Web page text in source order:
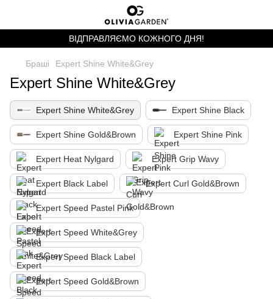
ВІДПРАВЛЯЄМО КОЖНОГО ДНЯ!
Браші Expert Shine White&Grey
Expert Shine White&Grey
Expert Shine White&Grey Expert Shine Black
Expert Shine Gold&Brown Expert Shine Pink
Expert Heat Nylgard Expert Grip Wavy
Expert Black Label Expert Curl Gold&Brown
Expert Speed Pastel Pink
Expert Speed White&Grey
Expert Speed Black Label
Expert Speed Gold&Brown